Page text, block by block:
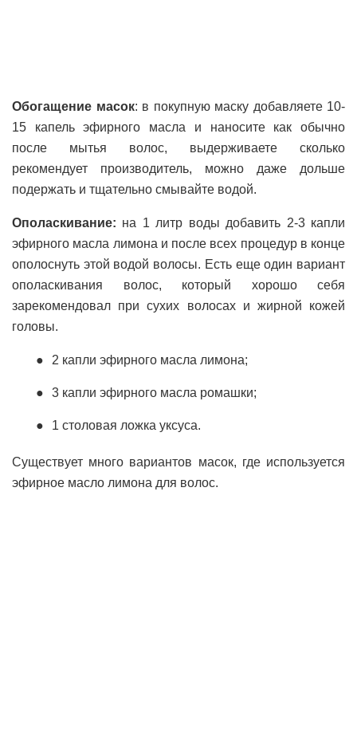
Обогащение масок: в покупную маску добавляете 10-
15 капель эфирного масла и наносите как обычно
после мытья волос, выдерживаете сколько
рекомендует производитель, можно даже дольше
подержать и тщательно смывайте водой.
Ополаскивание: на 1 литр воды добавить 2-3 капли
эфирного масла лимона и после всех процедур в конце
ополоснуть этой водой волосы. Есть еще один вариант
ополаскивания волос, который хорошо себя
зарекомендовал при сухих волосах и жирной кожей
головы.
2 капли эфирного масла лимона;
3 капли эфирного масла ромашки;
1 столовая ложка уксуса.
Существует много вариантов масок, где используется
эфирное масло лимона для волос.